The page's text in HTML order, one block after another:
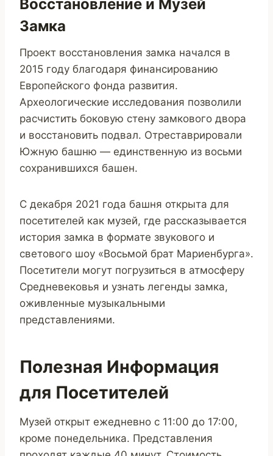
Восстановление и Музей
Замка
Проект восстановления замка начался в
2015 году благодаря финансированию
Европейского фонда развития.
Археологические исследования позволили
расчистить боковую стену замкового двора
и восстановить подвал. Отреставрировали
Южную башню — единственную из восьми
сохранившихся башен.
С декабря 2021 года башня открыта для
посетителей как музей, где рассказывается
история замка в формате звукового и
светового шоу «Восьмой брат Мариенбурга».
Посетители могут погрузиться в атмосферу
Средневековья и узнать легенды замка,
оживленные музыкальными
представлениями.
Полезная Информация
для Посетителей
Музей открыт ежедневно с 11:00 до 17:00,
кроме понедельника. Представления